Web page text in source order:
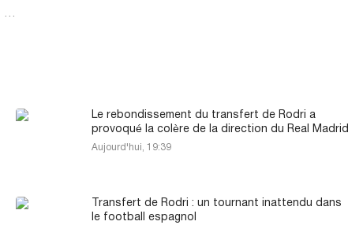
…
Le rebondissement du transfert de Rodri a
provoqué la colère de la direction du Real Madrid
Aujourd'hui, 19:39
Transfert de Rodri : un tournant inattendu dans
le football espagnol